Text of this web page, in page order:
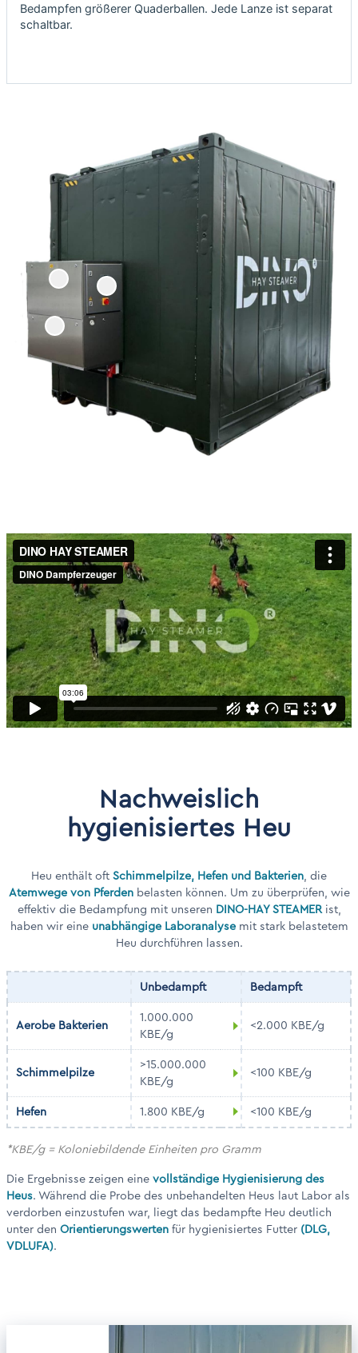
Bedampfen größerer Quaderballen. Jede Lanze ist separat
schaltbar.
Nachweislich
hygienisiertes Heu
Heu enthält oftSchimmelpilze, Hefen und Bakterien, die
Atemwege von Pferdenbelasten können. Um zu überprüfen, wie
effektiv die Bedampfung mit unseren DINO-HAY STEAMERist,
haben wir eine unabhängige Laboranalysemit stark belastetem
Heu durchführen lassen.
Unbedampft Bedampft
Aerobe Bakterien
1.000.000
KBE/g
<2.000 KBE/g
Schimmelpilze
>15.000.000
KBE/g
<100 KBE/g
Hefen 1.800 KBE/g <100 KBE/g
*KBE/g = Koloniebildende Einheiten pro Gramm
Die Ergebnisse zeigen einevollständige Hygienisierung des
Heus. Während die Probe des unbehandelten Heus laut Labor als
verdorben einzustufen war, liegt das bedampfte Heu deutlich
unter den Orientierungswertenfür hygienisiertes Futter (DLG,
VDLUFA).